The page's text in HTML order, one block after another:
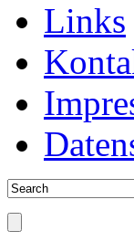
Links